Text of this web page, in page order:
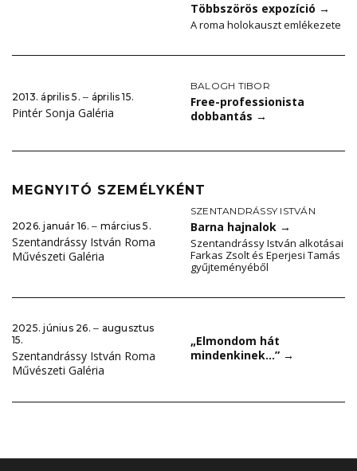
Többszörös expozíció →
A roma holokauszt emlékezete
2013. április 5. ‒ április 15.
Pintér Sonja Galéria
BALOGH TIBOR
Free-professionista
dobbantás →
MEGNYITÓ SZEMÉLYKÉNT
2026. január 16. ‒ március 5.
Szentandrássy István Roma
Művészeti Galéria
SZENTANDRÁSSY ISTVÁN
Barna hajnalok →
Szentandrássy István alkotásai
Farkas Zsolt és Eperjesi Tamás
gyűjteményéből
2025. június 26. ‒ augusztus
15.
Szentandrássy István Roma
Művészeti Galéria
„Elmondom hát
mindenkinek…” →